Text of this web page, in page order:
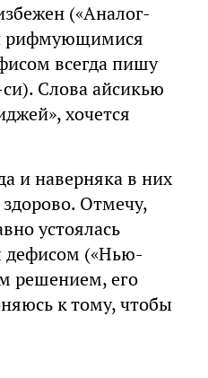
(«Аналог-
рифмующимися
всегда пишу
Слова айсикью
хочется
и наверняка в них
Отмечу,
устоялась
дефисом («Нью-
решением, его
к тому, чтобы